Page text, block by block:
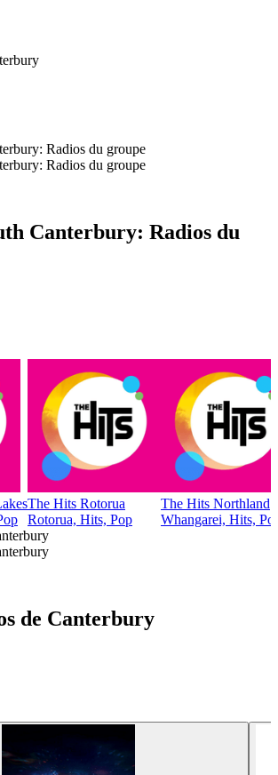
Radios du groupe
Radios du groupe
Canterbury: Radios du
The Hits Rotorua
Rotorua, Hits, Pop
The Hits Northland
Whangarei, Hits,
de Canterbury